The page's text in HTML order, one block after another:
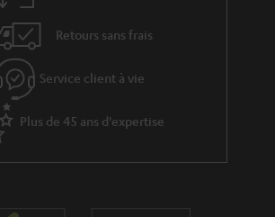
Retours sans frais
Service client à vie
Plus de 45 ans d'expertise